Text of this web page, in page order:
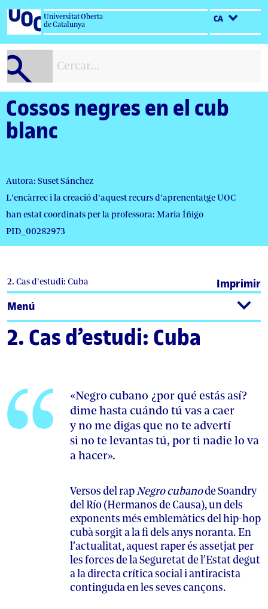
Salta
contingut
Universitat Oberta
de Catalunya
CA
Cossos negres en el cub
blanc
Autora: Suset Sánchez
L'encàrrec i la creació d'aquest recurs d'aprenentatge UOC
han estat coordinats per la professora: Maria Íñigo
PID_00282973
2. Cas d'estudi: Cuba
Imprimir
Menú
2. Cas d’estudi: Cuba
«Negro cubano ¿por qué estás así?
dime hasta cuándo tú vas a caer
y no me digas que no te advertí
si no te levantas tú, por ti nadie lo va
a hacer».
Versos del rapNegro cubanode Soandry
del Río (Hermanos de Causa), un dels
exponents més emblemàtics del hip-hop
cubà sorgit a la fi dels anys noranta. En
l’actualitat, aquest raper és assetjat per
les forces de la Seguretat de l’Estat degut
a la directa crítica social i antiracista
continguda en les seves cançons.